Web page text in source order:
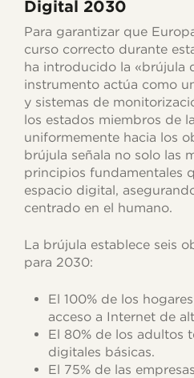
Digital 2030
Para garantizar que
curso correcto durante
ha introducido la «brújula
instrumento actúa como
y sistemas de
los estados miembros de
uniformemente hacia los
brújula señala no solo las
principios fundamentales
espacio digital,
centrado en el humano.
La brújula establece seis
para 2030:
El 100% de los
acceso a Internet de
El 80% de los adultos
digitales básicas.
El 75% de las